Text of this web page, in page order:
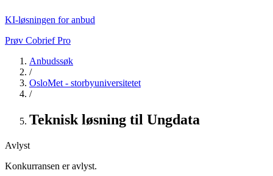
KI-løsningen for anbud
Prøv Cobrief Pro
Anbudssøk
/
OsloMet - storbyuniversitetet
/
Teknisk løsning til Ungdata
Avlyst
Konkurransen er avlyst.